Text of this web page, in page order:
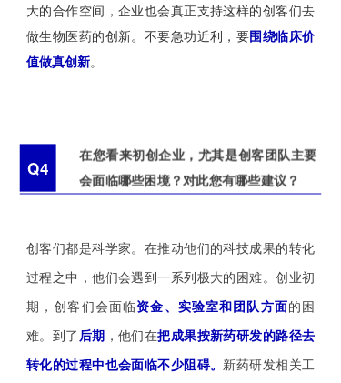
大的合作空间，企业也会真正支持这样的创客们去
做生物医药的创新。不要急功近利，要围绕临床价
值做真创新。
Q4
在您看来初创企业，尤其是创客团队主要
会面临哪些困境？对此您有哪些建议？
创客们都是科学家。在推动他们的科技成果的转化
过程之中，他们会遇到一系列极大的困难。创业初
期，创客们会面临资金、实验室和团队方面的困
难。到了 后期 ，他们在把成果按新药研发的路径去
转化的过程中也会面临不少阻碍。 新药研发相关工